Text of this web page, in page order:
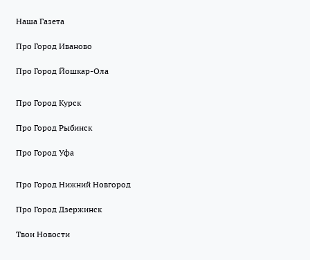
Наша Газета
Про Город Иваново
Про Город Йошкар-Ола
Про Город Курск
Про Город Рыбинск
Про Город Уфа
Про Город Нижний Новгород
Про Город Дзержинск
Твои Новости